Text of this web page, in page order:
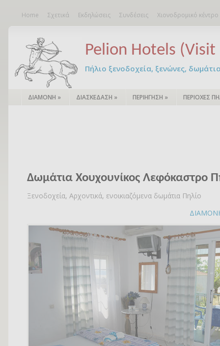
Home Σχετικά Εκδηλώσεις Συνδέσεις Χιονοδρομικό
Pelion Hotels (Visit
Πήλιο ξενοδοχεία, ξενώνες,
ΔΙΑΜΟΝΗ » ΔΙΑΣΚΕΔΑΣΗ » ΠΕΡΙΗΓΗΣΗ » ΠΕΡΙΟΧΕΣ
Δωμάτια Χουχουνίκος Λεφόκαστρο
Ξενοδοχεία, Αρχοντικά, ενοικιαζόμενα δωμάτια Πηλίο